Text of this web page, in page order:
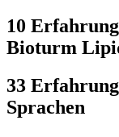
10
Bioturm
33
Sprachen